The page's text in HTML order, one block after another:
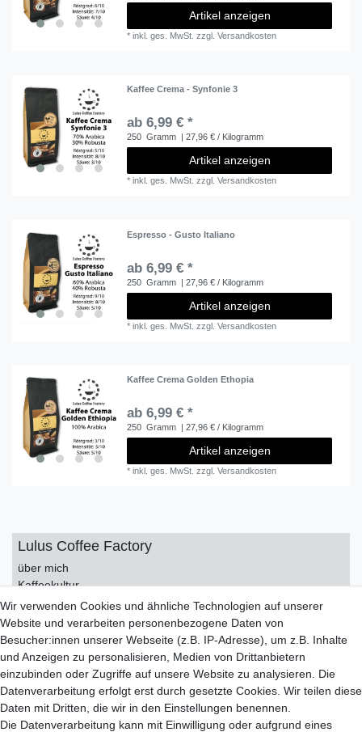
Artikel anzeigen
*inkl. ges. MwSt. zzgl.Versandkosten
Kaffee Crema - Synfonie 3
ab 6,99 € *
250 Gramm | 27,96 € / Kilogramm
Artikel anzeigen
*inkl. ges. MwSt. zzgl.Versandkosten
Espresso - Gusto Italiano
ab 6,99 € *
250 Gramm | 27,96 € / Kilogramm
Artikel anzeigen
*inkl. ges. MwSt. zzgl.Versandkosten
Kaffee Crema Golden Ethopia
ab 6,99 € *
250 Gramm | 27,96 € / Kilogramm
Artikel anzeigen
*inkl. ges. MwSt. zzgl.Versandkosten
Lulus Coffee Factory
über mich
Kaffeekultur
Kontakt
Impressum
Datenschutzerklärung
AGB
Service
Zahlungsarten
Versand
Wir verwenden Cookies und ähnliche Technologien auf unserer
Website und verarbeiten personenbezogene Daten von
Besucher:innen unserer Webseite (z.B. IP-Adresse), um z.B. Inhalte
und Anzeigen zu personalisieren, Medien von Drittanbietern
einzubinden oder Zugriffe auf unsere Website zu analysieren. Die
Datenverarbeitung erfolgt erst durch gesetzte Cookies. Wir teilen diese
Daten mit Dritten, die wir in den Einstellungen benennen.
Die Datenverarbeitung kann mit Einwilligung oder aufgrund eines